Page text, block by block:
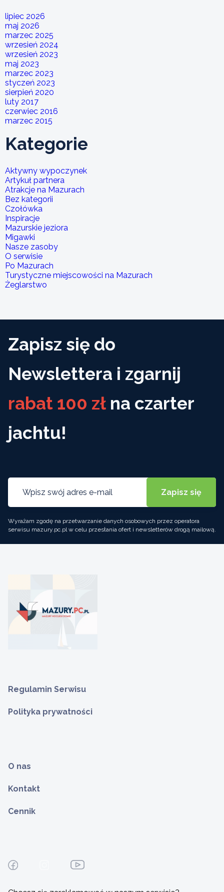
lipiec 2026
maj 2026
marzec 2025
wrzesień 2024
wrzesień 2023
maj 2023
marzec 2023
styczeń 2023
sierpień 2020
luty 2017
czerwiec 2016
marzec 2015
Kategorie
Aktywny wypoczynek
Artykuł partnera
Atrakcje na Mazurach
Bez kategorii
Czołówka
Inspiracje
Mazurskie jeziora
Migawki
Nasze zasoby
O serwisie
Po Mazurach
Turystyczne miejscowości na Mazurach
Żeglarstwo
Zapisz się do
Newslettera i zgarnij
rabat 100 zł na czarter
jachtu!
Wyrażam zgodę na przetwarzanie danych osobowych przez operatora
serwisu mazury.pc.pl w celu przesłania ofert i newsletterów drogą mailową.
Regulamin Serwisu
Polityka prywatności
O nas
Kontakt
Cennik